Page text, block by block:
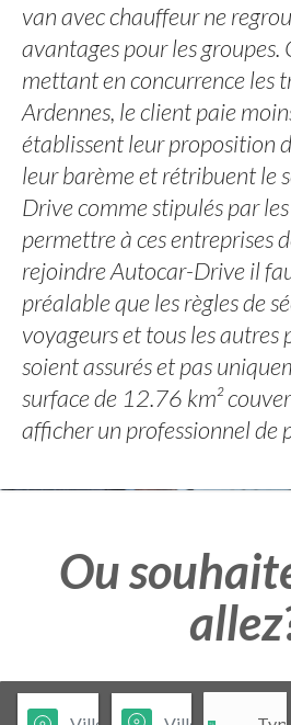
van avec chauffeur ne
avantages pour les groupes.
mettant en concurrence les
Ardennes, le client paie
établissent leur proposition
leur barème et rétribuent le
Drive comme stipulés par
permettre à ces entreprises
rejoindre Autocar-Drive il
préalable que les règles de
voyageurs et tous les
soient assurés et pas
surface de 12.76 km²
afficher un professionnel de
Ou